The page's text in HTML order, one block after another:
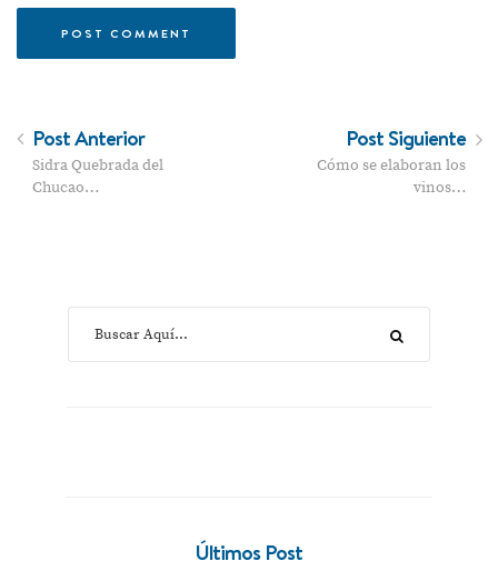
Post Anterior
Sidra Quebrada del
Chucao…
Post Siguiente
Cómo se elaboran los
vinos…
Últimos Post